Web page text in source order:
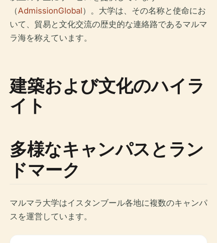
（AdmissionGlobal）。大学は、その名称と使命にお
いて、貿易と文化交流の歴史的な連絡路であるマルマ
ラ海を称えています。
建築および文化のハイラ
イト
多様なキャンパスとラン
ドマーク
マルマラ大学はイスタンブール各地に複数のキャンパ
スを運営しています。